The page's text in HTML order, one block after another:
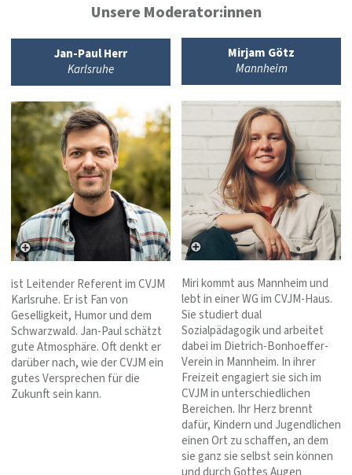
Unsere Moderator:innen
Mirjam Götz
Mannheim
Miri kommt aus Mannheim und
lebt in einer WG im CVJM-Haus.
Sie studiert dual
Sozialpädagogik und arbeitet
dabei im Dietrich-Bonhoeffer-
Verein in Mannheim. In ihrer
Freizeit engagiert sie sich im
CVJM in unterschiedlichen
Bereichen. Ihr Herz brennt
dafür, Kindern und Jugendlichen
einen Ort zu schaffen, an dem
sie ganz sie selbst sein können
Jan-Paul Herr
Karlsruhe
ist Leitender Referent im CVJM
Karlsruhe. Er ist Fan von
Geselligkeit, Humor und dem
Schwarzwald. Jan-Paul schätzt
gute Atmosphäre. Oft denkt er
darüber nach, wie der CVJM ein
gutes Versprechen für die
Zukunft sein kann.